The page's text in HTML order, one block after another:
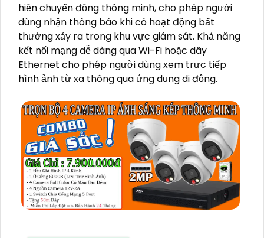
hiện chuyển động thông minh, cho phép người
dùng nhận thông báo khi có hoạt động bất
thường xảy ra trong khu vực giám sát. Khả năng
kết nối mạng dễ dàng qua Wi-Fi hoặc dây
Ethernet cho phép người dùng xem trực tiếp
hình ảnh từ xa thông qua ứng dụng di động.